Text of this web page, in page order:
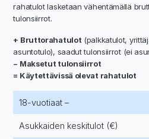
rahatulot lasketaan vähentämällä
tulonsiirrot.
+ Bruttorahatulot (palkkatulot,
asuntotulo), saadut tulonsiirrot (ei
− Maksetut tulonsiirrot
= Käytettävissä olevat rahatulot
18-vuotiaat –
Asukkaiden keskitulot (€)